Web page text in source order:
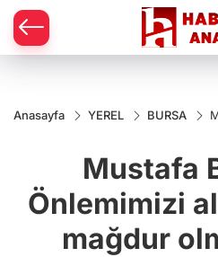
Anasayfa YEREL BURSA
Mustafa
Önlemimizi
mağdur